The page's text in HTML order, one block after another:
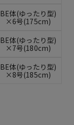
BE体(ゆったり型)
×6号(175cm)
BE体(ゆったり型)
×7号(180cm)
BE体(ゆったり型)
×8号(185cm)